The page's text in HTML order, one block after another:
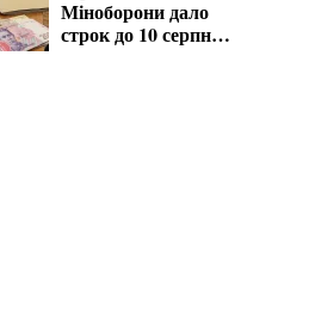
Міноборони дало
строк до 10 серпня